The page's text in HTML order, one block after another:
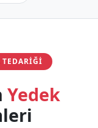
TEDARIĞI
Yedek